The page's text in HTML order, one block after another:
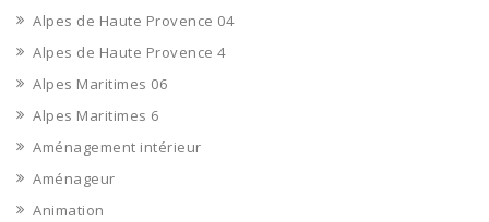
Alpes de Haute Provence 04
Alpes de Haute Provence 4
Alpes Maritimes 06
Alpes Maritimes 6
Aménagement intérieur
Aménageur
Animation